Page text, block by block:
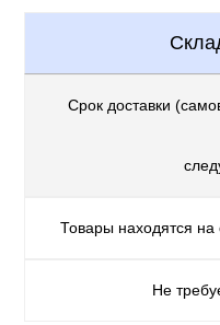
Срок доставки
Товары находятся
Не